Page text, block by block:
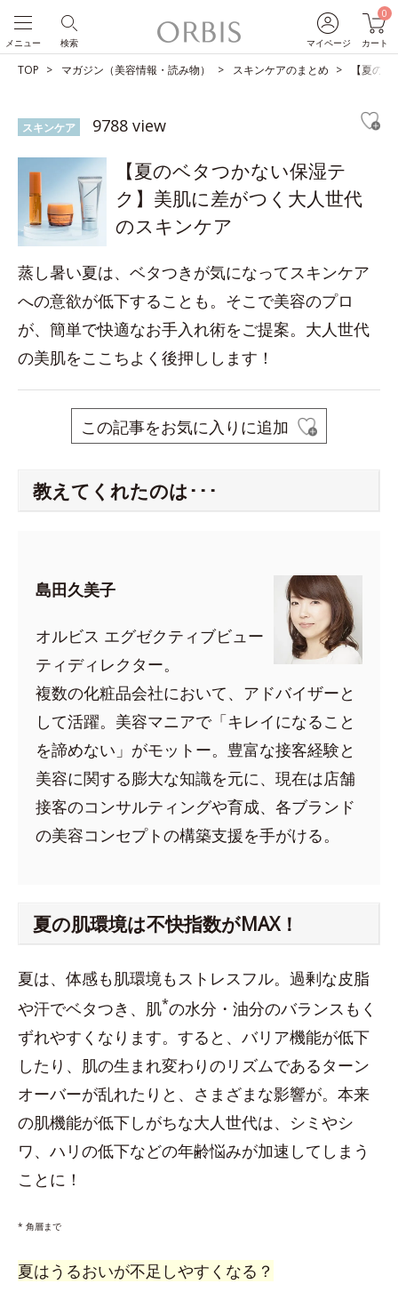
マイページ
0
カート
検索
メニュー
TOP マガジン（美容情報・読み物） スキンケアのまとめ 【夏の
スキンケア 9788 view
【夏のベタつかない保湿テ
ク】美肌に差がつく大人世代
のスキンケア
蒸し暑い夏は、ベタつきが気になってスキンケア
への意欲が低下することも。そこで美容のプロ
が、簡単で快適なお手入れ術をご提案。大人世代
の美肌をここちよく後押しします！
この記事をお気に入りに追加
教えてくれたのは･･･
島田久美子
オルビス エグゼクティブビュー
ティディレクター。
複数の化粧品会社において、アドバイザーと
して活躍。美容マニアで「キレイになること
を諦めない」がモットー。豊富な接客経験と
美容に関する膨大な知識を元に、現在は店舗
接客のコンサルティングや育成、各ブランド
の美容コンセプトの構築支援を手がける。
夏の肌環境は不快指数がMAX！
夏は、体感も肌環境もストレスフル。過剰な皮脂
や汗でベタつき、肌*の水分・油分のバランスもく
ずれやすくなります。すると、バリア機能が低下
したり、肌の生まれ変わりのリズムであるターン
オーバーが乱れたりと、さまざまな影響が。本来
の肌機能が低下しがちな大人世代は、シミやシ
ワ、ハリの低下などの年齢悩みが加速してしまう
ことに！
* 角層まで
夏はうるおいが不足しやすくなる？